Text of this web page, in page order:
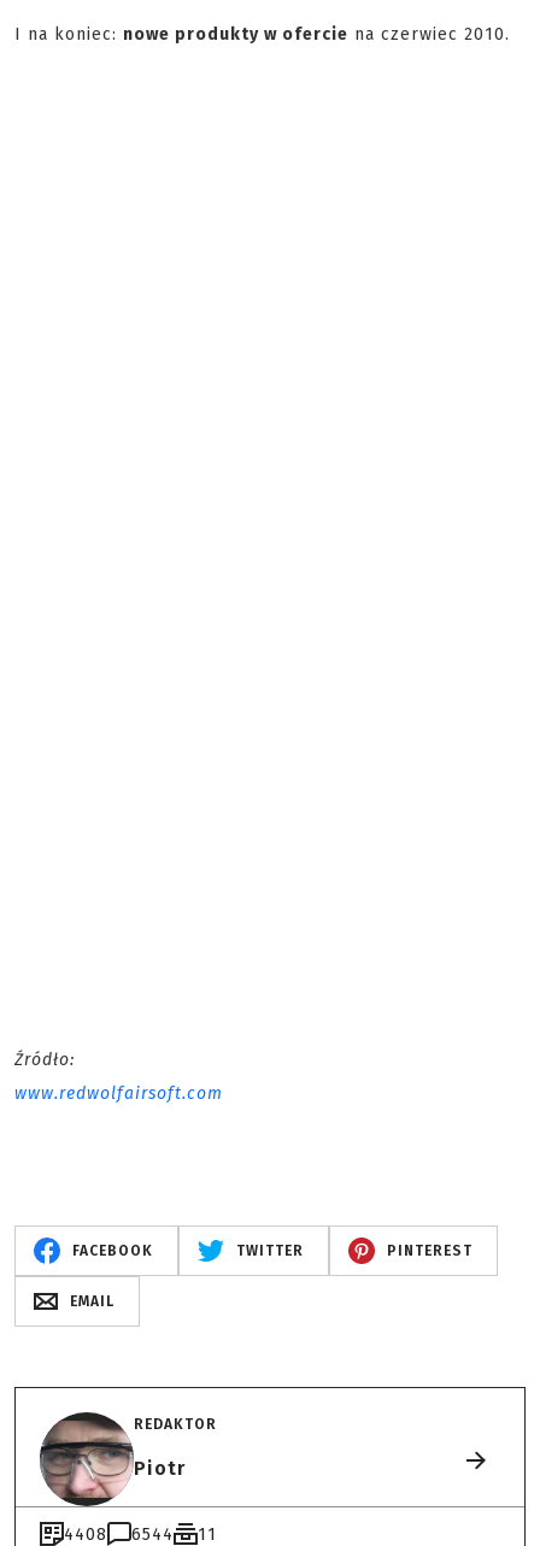
I na koniec: nowe produkty w ofercie na czerwiec 2010.
Źródło:
www.redwolfairsoft.com
FACEBOOK TWITTER PINTEREST
EMAIL
REDAKTOR
Piotr
4408 6544 11